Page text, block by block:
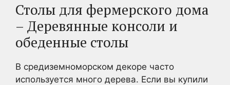
Столы для фермерского дома
– Деревянные консоли и
обеденные столы
В средиземноморском декоре часто
используется много дерева. Если вы купили